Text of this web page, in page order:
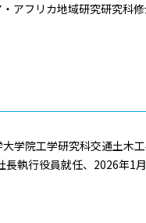
アフリカ地域研究研究科
学院工学研究科交通土
執行役員就任、2026年